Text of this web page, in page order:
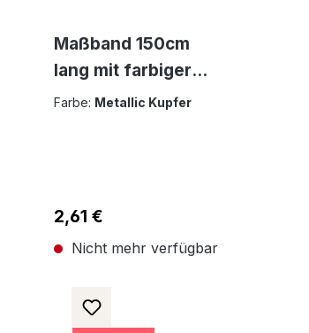
Maßband 150cm
lang mit farbiger
Dezimeter
Farbe: Metallic Kupfer
Regulärer Preis:
2,61 €
Nicht mehr verfügbar